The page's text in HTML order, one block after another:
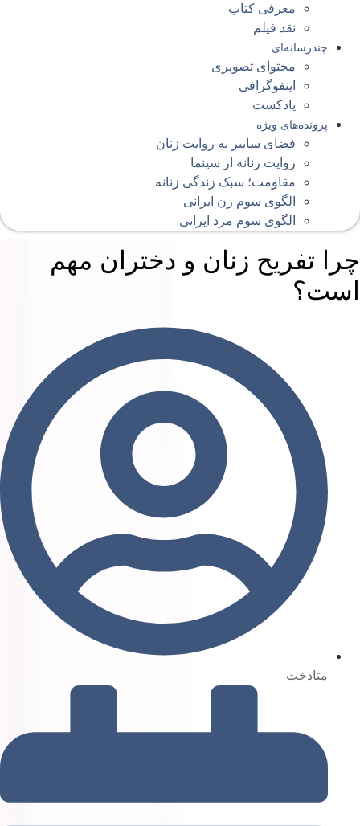
معرفی کتاب
نقد فیلم
چندرسانه‌ای
محتوای تصویری
اینفوگرافی
پادکست
پرونده‌های ویژه
فضای سایبر به روایت زنان
روایت زنانه از سینما
مقاومت؛ سبک زندگی زنانه
الگوی سوم زن ایرانی
الگوی سوم مرد ایرانی
تفریح زنان و دختران مهم
متادخت